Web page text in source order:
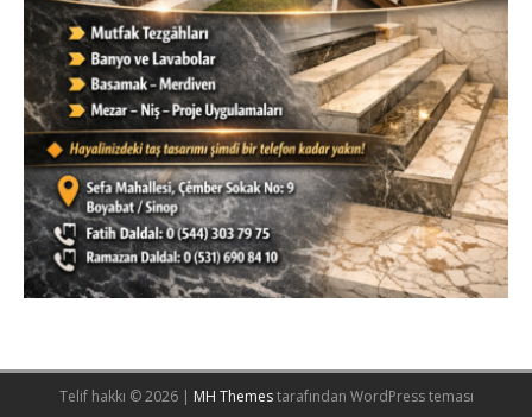
Telif hakkı © 2026 | MH Themestarafından WordPress teması